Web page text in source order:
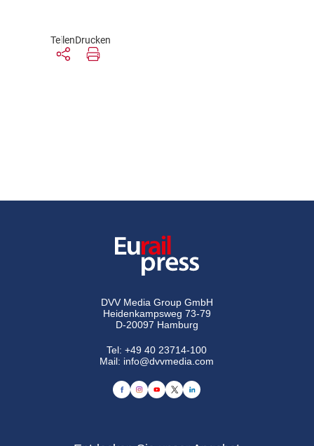
TeilenDrucken
DVV Media Group GmbH
Heidenkampsweg 73-79
D-20097 Hamburg
Tel:+49 40 23714-100
Mail: info@dvvmedia.com